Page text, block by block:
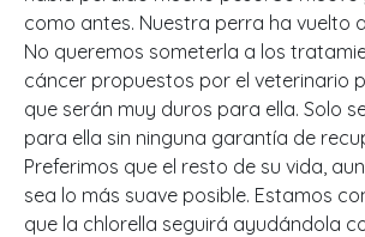
como antes. Nuestra perra ha vuelto
No queremos someterla a los
cáncer propuestos por el veterinario
que serán muy duros para ella. Solo
para ella sin ninguna garantía de
Preferimos que el resto de su vida,
sea lo más suave posible. Estamos
que la chlorella seguirá ayudándola